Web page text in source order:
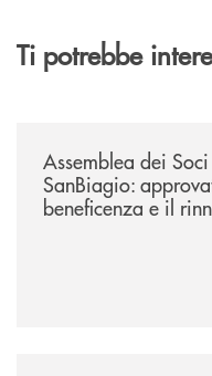
Ti potrebbe
Assemblea dei
SanBiagio:
beneficenza e il